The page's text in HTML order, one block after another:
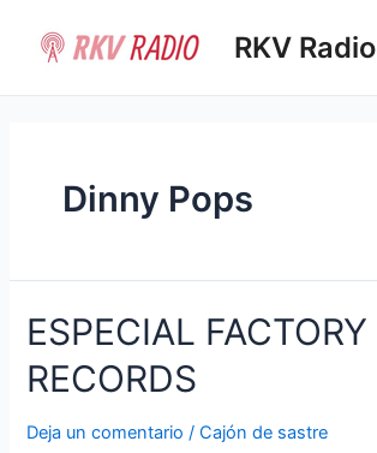
contenido
RKV Radio
Dinny Pops
ESPECIAL FACTORY
RECORDS
Deja un comentario /Cajón de sastre